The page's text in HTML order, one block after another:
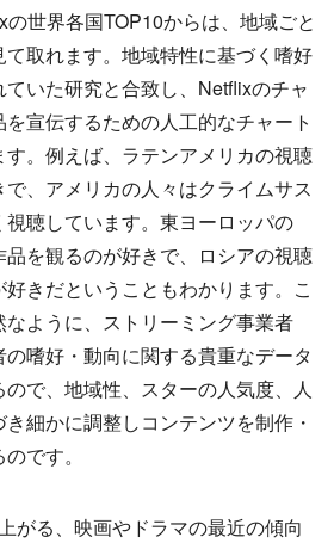
世界各国TOP10からは、地域ごと
取れます。地域特性に基づく嗜好
いた研究と合致し、Netflixのチャ
宣伝するための人工的なチャート
。例えば、ラテンアメリカの視聴
、アメリカの人々はクライムサス
聴しています。東ヨーロッパの
を観るのが好きで、ロシアの視聴
きだということもわかります。こ
ように、ストリーミング事業者
嗜好・動向に関する貴重なデータ
で、地域性、スターの人気度、人
細かに調整しコンテンツを制作・
です。
がる、映画やドラマの最近の傾向